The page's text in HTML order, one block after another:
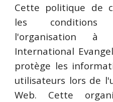
Cette politique de
les conditions
l'organisation
International
protège les
utilisateurs lors de
Web. Cette